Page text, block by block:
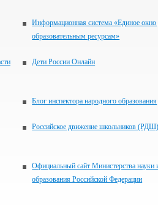
Информационная система «Единое окно
образовательным ресурсам»
Дети России Онлайн
Блог инспектора народного образования
Российское движение школьников (РДШ)
Официальный сайт Министерства науки
образования Российской Федерации